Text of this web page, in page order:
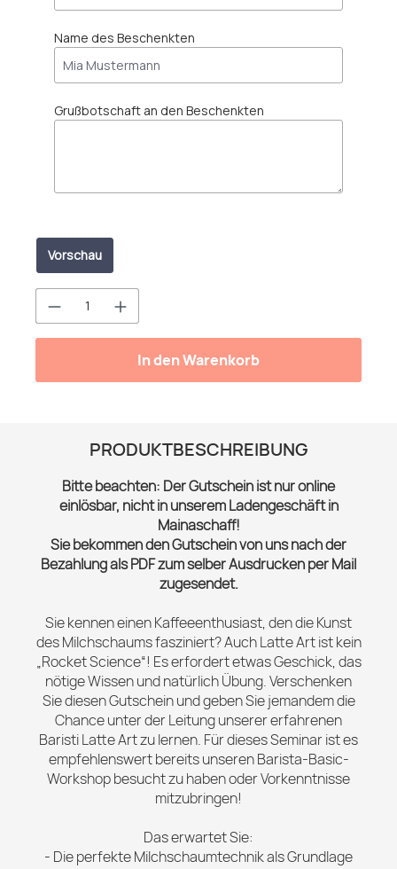
Name des Beschenkten
Grußbotschaft an den Beschenkten
Vorschau
Produkt Anzahl: Gib den
In den Warenkorb
PRODUKTBESCHREIBUNG
Bitte beachten: Der Gutschein ist nur online
einlösbar, nicht in unserem Ladengeschäft in
Mainaschaff!
Sie bekommen den Gutschein von uns nach der
Bezahlung als PDF zum selber Ausdrucken per Mail
zugesendet.
Sie kennen einen Kaffeeenthusiast, den die Kunst
des Milchschaums fasziniert? Auch Latte Art ist kein
„Rocket Science“! Es erfordert etwas Geschick, das
nötige Wissen und natürlich Übung. Verschenken
Sie diesen Gutschein und geben Sie jemandem die
Chance unter der Leitung unserer erfahrenen
Baristi Latte Art zu lernen. Für dieses Seminar ist es
empfehlenswert bereits unseren Barista-Basic-
Workshop besucht zu haben oder Vorkenntnisse
mitzubringen!
Das erwartet Sie:
- Die perfekte Milchschaumtechnik als Grundlage